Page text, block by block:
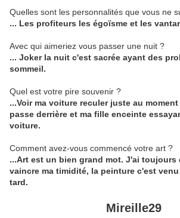
Quelles sont les personnalités que vous ne
... Les profiteurs les égoïsme et les
Avec qui aimeriez vous passer une nuit ?
... Joker la nuit c'est sacrée ayant des
sommeil.
Quel est votre pire souvenir ?
...Voir ma voiture reculer juste au
passe derrière et ma fille enceinte
voiture.
Comment avez-vous commencé votre art ?
...Art est un bien grand mot. J'ai toujours
vaincre ma timidité, la peinture c'est
tard.
Mireille29